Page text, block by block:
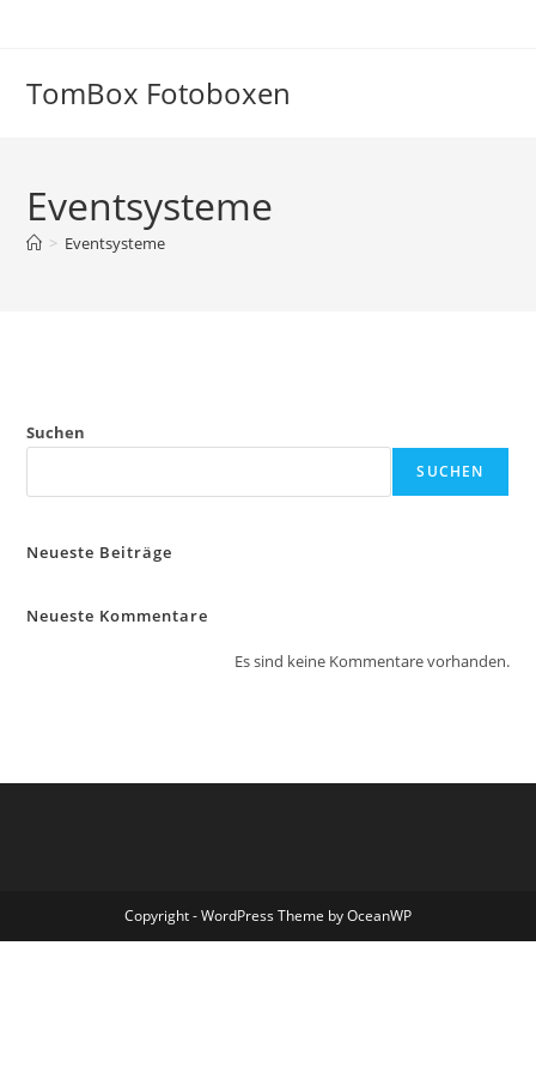
TomBox Fotoboxen
Eventsysteme
> Eventsysteme
Suchen
SUCHEN
Neueste Beiträge
Neueste Kommentare
Es sind keine Kommentare vorhanden.
Copyright - WordPress Theme by OceanWP